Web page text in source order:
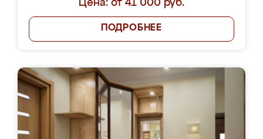
Цена: от 41 000 руб.
ПОДРОБНЕЕ